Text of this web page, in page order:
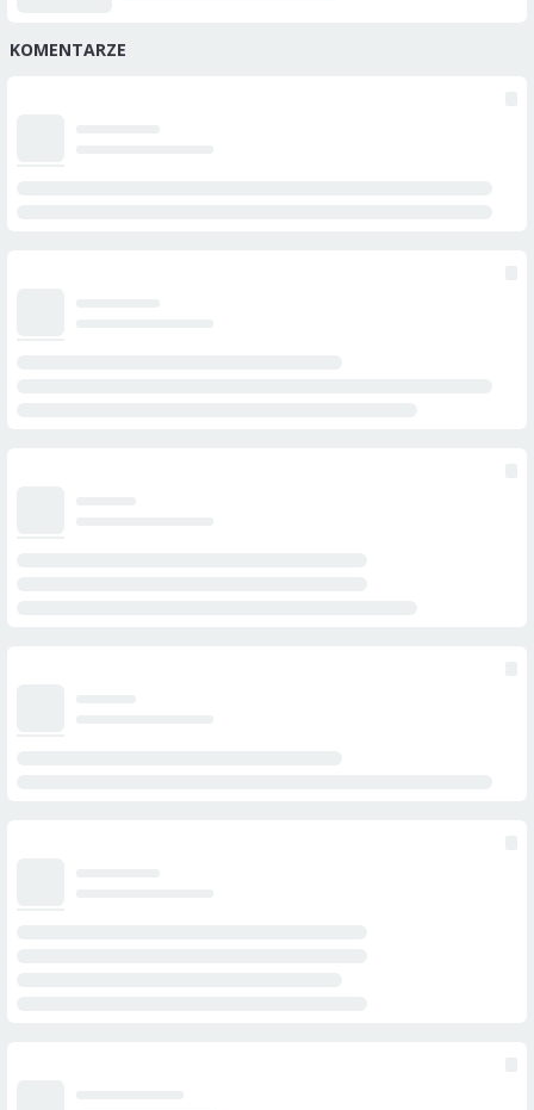
KOMENTARZE